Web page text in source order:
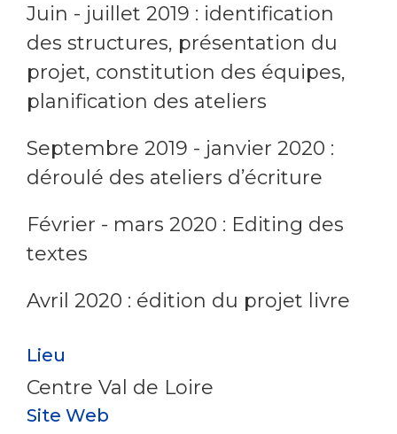
Juin - juillet 2019 : identification
des structures, présentation du
projet, constitution des équipes,
planification des ateliers
Septembre 2019 - janvier 2020 :
déroulé des ateliers d’écriture
Février - mars 2020 : Editing des
textes
Avril 2020 : édition du projet livre
Lieu
Centre Val de Loire
Site Web